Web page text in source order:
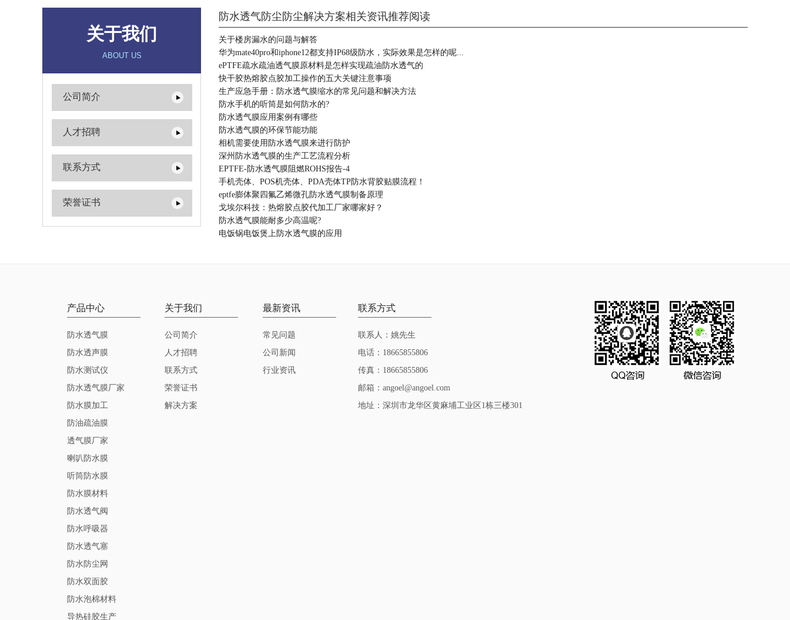
关于我们
ABOUT US
公司简介
人才招聘
联系方式
荣誉证书
防水透气防尘防尘解决方案相关资讯推荐阅读
关于楼房漏水的问题与解答
华为mate40pro和iphone12都支持IP68级防水，实际效果是怎样的呢...
ePTFE疏水疏油透气膜原材料是怎样实现疏油防水透气的
快干胶热熔胶点胶加工操作的五大关键注意事项
生产应急手册：防水透气膜缩水的常见问题和解决方法
防水手机的听筒是如何防水的?
防水透气膜应用案例有哪些
防水透气膜的环保节能功能
相机需要使用防水透气膜来进行防护
深州防水透气膜的生产工艺流程分析
EPTFE-防水透气膜阻燃ROHS报告-4
手机壳体、POS机壳体、PDA壳体TP防水背胶贴膜流程！
eptfe膨体聚四氟乙烯微孔防水透气膜制备原理
戈埃尔科技：热熔胶点胶代加工厂家哪家好？
防水透气膜能耐多少高温呢?
电饭锅电饭煲上防水透气膜的应用
产品中心
防水透气膜
防水透声膜
防水测试仪
防水透气膜厂家
防水膜加工
防油疏油膜
透气膜厂家
喇叭防水膜
听筒防水膜
防水膜材料
防水透气阀
防水呼吸器
防水透气塞
防水防尘网
防水双面胶
防水泡棉材料
导热硅胶生产
关于我们
公司简介
人才招聘
联系方式
荣誉证书
解决方案
最新资讯
常见问题
公司新闻
行业资讯
联系方式
联系人：姚先生
电话：18665855806
传真：18665855806
邮箱：angoel@angoel.com
地址：深圳市龙华区黄麻埔工业区1栋三楼301